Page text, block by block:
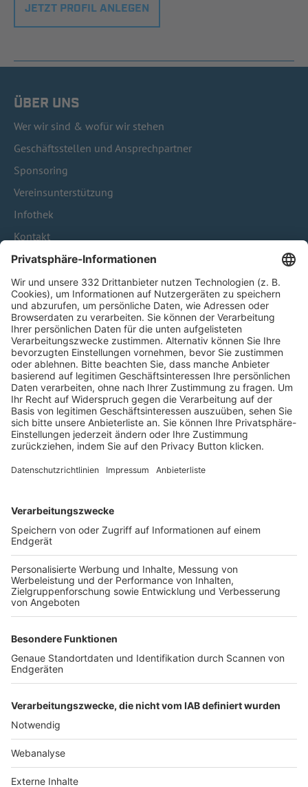
JETZT PROFIL ANLEGEN
ÜBER UNS
Wer wir sind & wofür wir stehen
Geschäftsstellen und Ansprechpartner
Sponsoring
Vereinsunterstützung
Infothek
Kontakt
HÄUFIG BESUCHTE SEITEN
Pässe und Vereinswechsel
Trainerausbildung
Schulungsangebot Vereinsmitarbeiter
BFV-Geschäftsstellen
Trainerbörse
Login SpielPlus
FOLGE DEM BFV
TOP-VEREINE
TOP-PARTNER
Nutzungsbedingungen Datenschutz Impressum